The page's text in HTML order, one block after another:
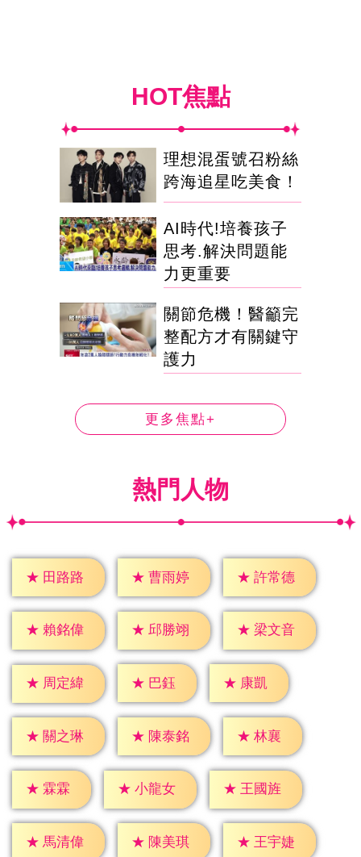
HOT焦點
理想混蛋號召粉絲
跨海追星吃美食！
AI時代!培養孩子
思考.解決問題能
力更重要
關節危機！醫籲完
整配方才有關鍵守
護力
更多焦點+
熱門人物
★ 田路路 ★ 曹雨婷 ★ 許常德
★ 賴銘偉 ★ 邱勝翊 ★ 梁文音
★ 周定緯 ★ 巴鈺 ★ 康凱
★ 關之琳 ★ 陳泰銘 ★ 林襄
★ 霖霖 ★ 小龍女 ★ 王國旌
★ 馬清偉 ★ 陳美琪 ★ 王宇婕